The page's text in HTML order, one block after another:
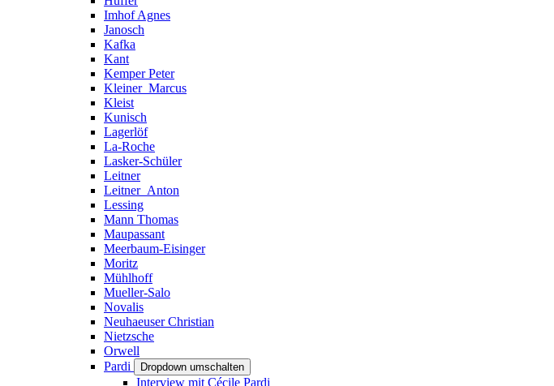
Imhof Agnes
Janosch
Kafka
Kant
Kemper Peter
Kleiner_Marcus
Kleist
Kunisch
Lagerlöf
La-Roche
Lasker-Schüler
Leitner
Leitner_Anton
Lessing
Mann Thomas
Maupassant
Meerbaum-Eisinger
Moritz
Mühlhoff
Mueller-Salo
Novalis
Neuhaeuser Christian
Nietzsche
Orwell
Pardi
Dropdown umschalten
Interview mit Cécile Pardi